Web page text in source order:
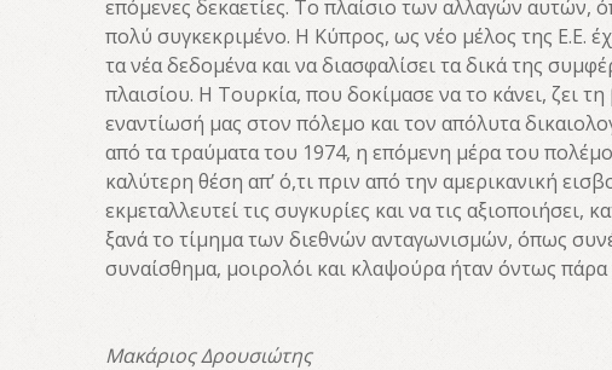
επόμενες δεκαετίες. Το πλαίσιο των αλλαγών αυτών,
πολύ συγκεκριμένο. Η Κύπρος, ως νέο μέλος της Ε.Ε.
τα νέα δεδομένα και να διασφαλίσει τα δικά της
πλαισίου. Η Τουρκία, που δοκίμασε να το κάνει, ζει
εναντίωσή μας στον πόλεμο και τον απόλυτα
από τα τραύματα του 1974, η επόμενη μέρα του
καλύτερη θέση απ’ ό,τι πριν από την αμερικανική
εκμεταλλευτεί τις συγκυρίες και να τις
ξανά το τίμημα των διεθνών ανταγωνισμών, όπως
συναίσθημα, μοιρολόι και κλαψούρα ήταν όντως πάρα
Μακάριος Δρουσιώτης